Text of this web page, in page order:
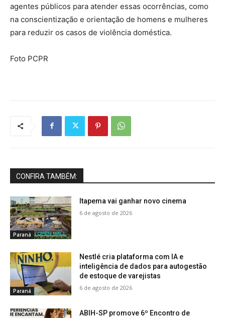
agentes públicos para atender essas ocorrências, como
na conscientização e orientação de homens e mulheres
para reduzir os casos de violência doméstica.
Foto PCPR
CONFIRA TAMBÉM:
Paraná
Itapema vai ganhar novo cinema
6 de agosto de 2026
Paraná
Nestlé cria plataforma com IA e
inteligência de dados para autogestão
de estoque de varejistas
6 de agosto de 2026
ABIH-SP promove 6º Encontro de